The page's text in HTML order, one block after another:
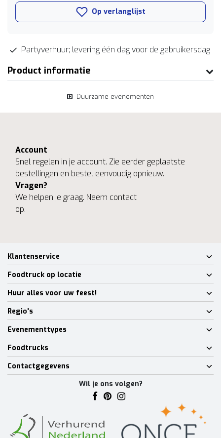
Op verlanglijst
Partyverhuur; levering één dag voor de gebruikersdag
Product informatie
Duurzame evenementen
Account
Snel regelen in je account. Zie eerder geplaatste
bestellingen en bestel eenvoudig opnieuw.
Vragen?
We helpen je graag. Neem contact
op.
Klantenservice
Foodtruck op locatie
Huur alles voor uw feest!
Regio's
Evenementtypes
Foodtrucks
Contactgegevens
Wil je ons volgen?